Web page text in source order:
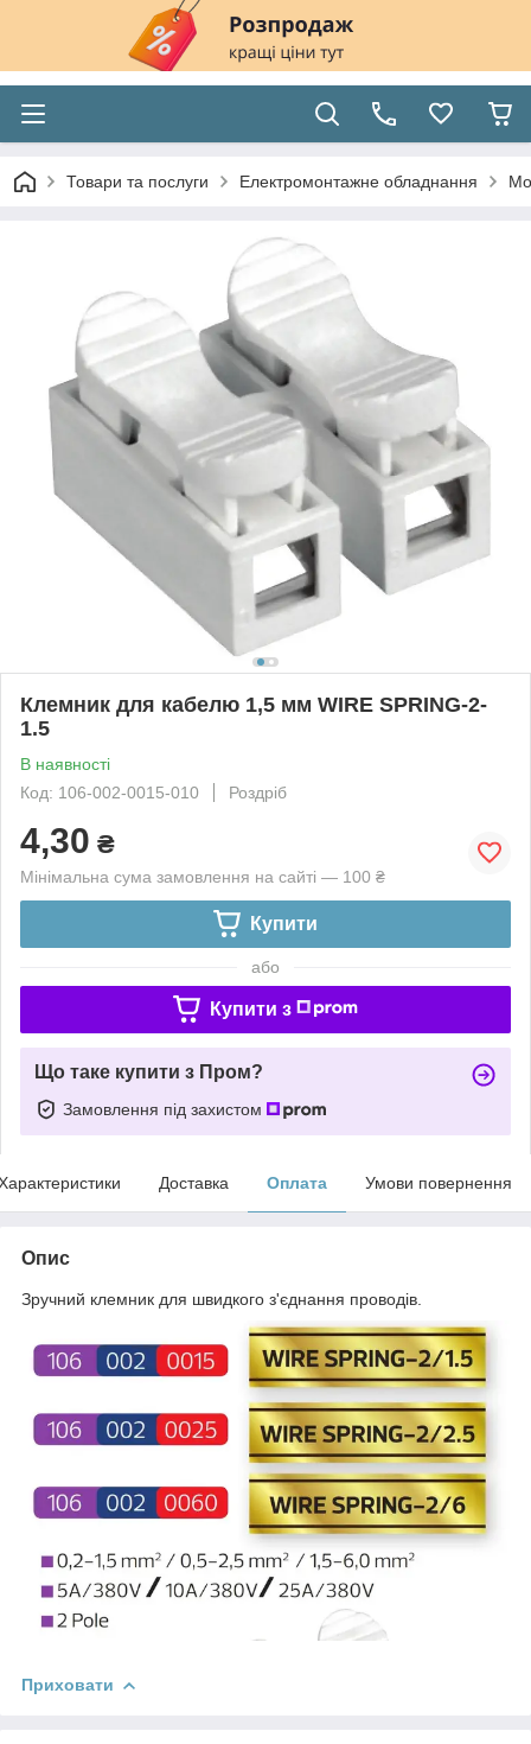
Товари та послуги Електромонтажне обладнання
Клемник для кабелю 1,5 мм WIRE SPRING-2-
1.5
В наявності
Код: 106-002-0015-010
Роздріб
4,30 ₴
Мінімальна сума замовлення на сайті — 100 ₴
Купити
або
Купити з
Що таке купити з Пром?
Замовлення під захистом
Доставка Оплата Умови повернення
Опис
Зручний клемник для швидкого з'єднання проводів.
Приховати